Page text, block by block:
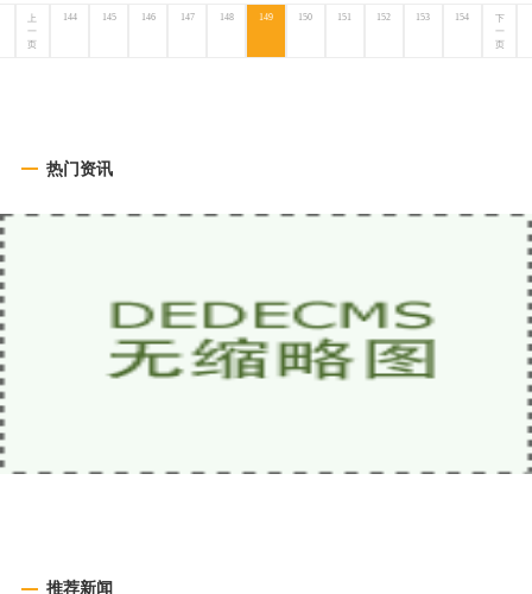
上
一
页
144 145 146 147 148 149 150 151 152 153 154
下
一
页
热门资讯
推荐新闻